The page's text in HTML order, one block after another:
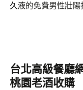
久液的免費男性壯陽
台北高級餐廳
桃園老酒收購